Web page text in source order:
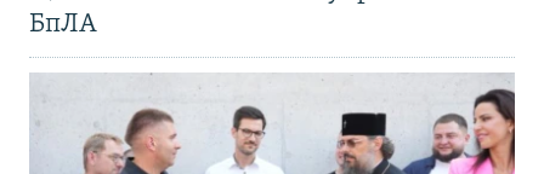
БпЛА